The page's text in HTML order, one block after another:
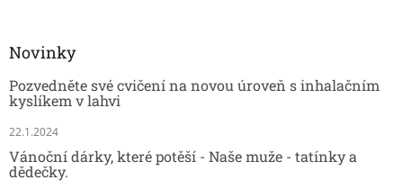
Novinky
Pozvedněte své cvičení na novou úroveň s inhalačním
kyslíkem v lahvi
22.1.2024
Vánoční dárky, které potěší - Naše muže - tatínky a
dědečky.